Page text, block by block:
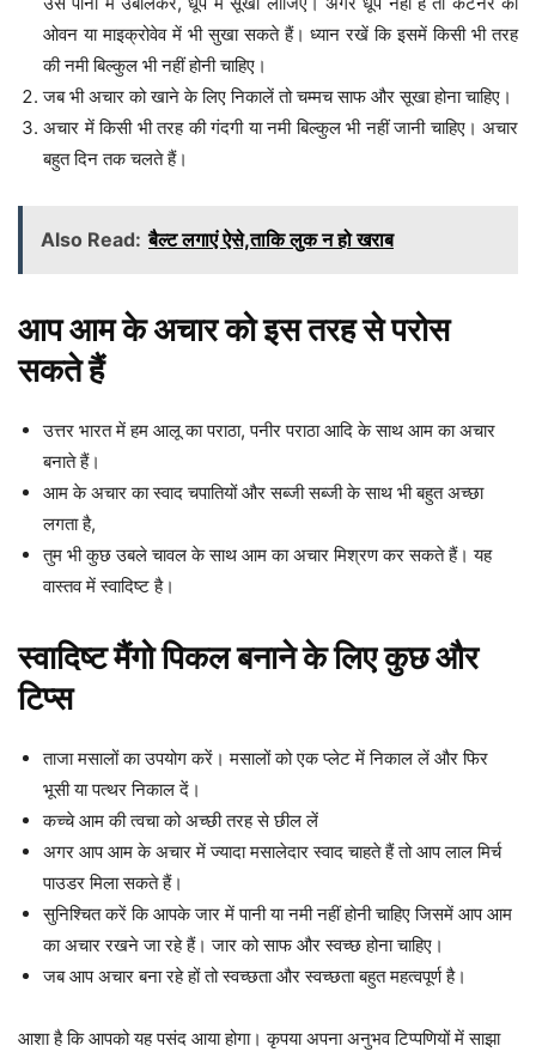
ओवन या माइक्रोवेव में भी सुखा सकते हैं। ध्यान रखें कि इसमें किसी भी तरह
की नमी बिल्कुल भी नहीं होनी चाहिए।
जब भी अचार को खाने के लिए निकालें तो चम्मच साफ और सूखा होना चाहिए।
अचार में किसी भी तरह की गंदगी या नमी बिल्कुल भी नहीं जानी चाहिए। अचार
बहुत दिन तक चलते हैं।
Also Read: बैल्ट लगाएं ऐसे,ताकि लुक न हो खराब
आप आम के अचार को इस तरह से परोस
सकते हैं
उत्तर भारत में हम आलू का पराठा, पनीर पराठा आदि के साथ आम का अचार
बनाते हैं।
आम के अचार का स्वाद चपातियों और सब्जी सब्जी के साथ भी बहुत अच्छा
लगता है,
तुम भी कुछ उबले चावल के साथ आम का अचार मिश्रण कर सकते हैं। यह
वास्तव में स्वादिष्ट है।
स्वादिष्ट मैंगो पिकल बनाने के लिए कुछ और
टिप्स
ताजा मसालों का उपयोग करें। मसालों को एक प्लेट में निकाल लें और फिर
भूसी या पत्थर निकाल दें।
कच्चे आम की त्वचा को अच्छी तरह से छील लें
अगर आप आम के अचार में ज्यादा मसालेदार स्वाद चाहते हैं तो आप लाल मिर्च
पाउडर मिला सकते हैं।
सुनिश्चित करें कि आपके जार में पानी या नमी नहीं होनी चाहिए जिसमें आप आम
का अचार रखने जा रहे हैं। जार को साफ और स्वच्छ होना चाहिए।
जब आप अचार बना रहे हों तो स्वच्छता और स्वच्छता बहुत महत्वपूर्ण है।
आशा है कि आपको यह पसंद आया होगा। कृपया अपना अनुभव टिप्पणियों में साझा